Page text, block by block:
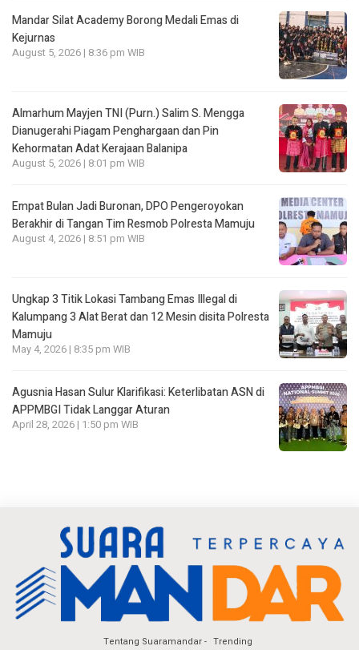
Mandar Silat Academy Borong Medali Emas di
Kejurnas
August 5, 2026 | 8:36 pm WIB
Almarhum Mayjen TNI (Purn.) Salim S. Mengga
Dianugerahi Piagam Penghargaan dan Pin
Kehormatan Adat Kerajaan Balanipa
August 5, 2026 | 8:01 pm WIB
Empat Bulan Jadi Buronan, DPO Pengeroyokan
Berakhir di Tangan Tim Resmob Polresta Mamuju
August 4, 2026 | 8:51 pm WIB
Ungkap 3 Titik Lokasi Tambang Emas Illegal di
Kalumpang 3 Alat Berat dan 12 Mesin disita Polresta
Mamuju
May 4, 2026 | 8:35 pm WIB
Agusnia Hasan Sulur Klarifikasi: Keterlibatan ASN di
APPMBGI Tidak Langgar Aturan
April 28, 2026 | 1:50 pm WIB
Tentang Suaramandar Trending